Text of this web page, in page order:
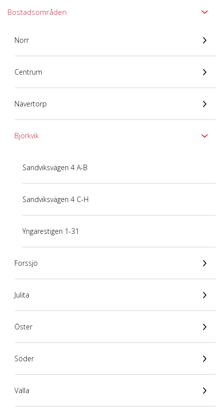
Bostadsområden
Norr
Centrum
Nävertorp
Björkvik
Sandviksvägen 4 A-B
Sandviksvägen 4 C-H
Yngarestigen 1-31
Forssjö
Julita
Öster
Söder
Valla